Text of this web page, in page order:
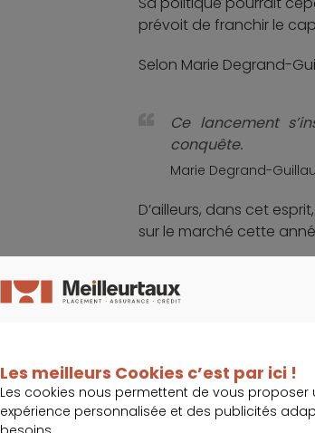
prévoit de franchir le
Selon Marie Degrand-
Ce lancement
conquête.
Marie Degrand-
D’ailleurs, dans cet
sur le marché cette
L’amélioration de
Le compte distribué par
représentations, sans
Les meilleurs Cookies c’est par ici !
Les cookies nous permettent de vous proposer
expérience personnalisée et des publicités